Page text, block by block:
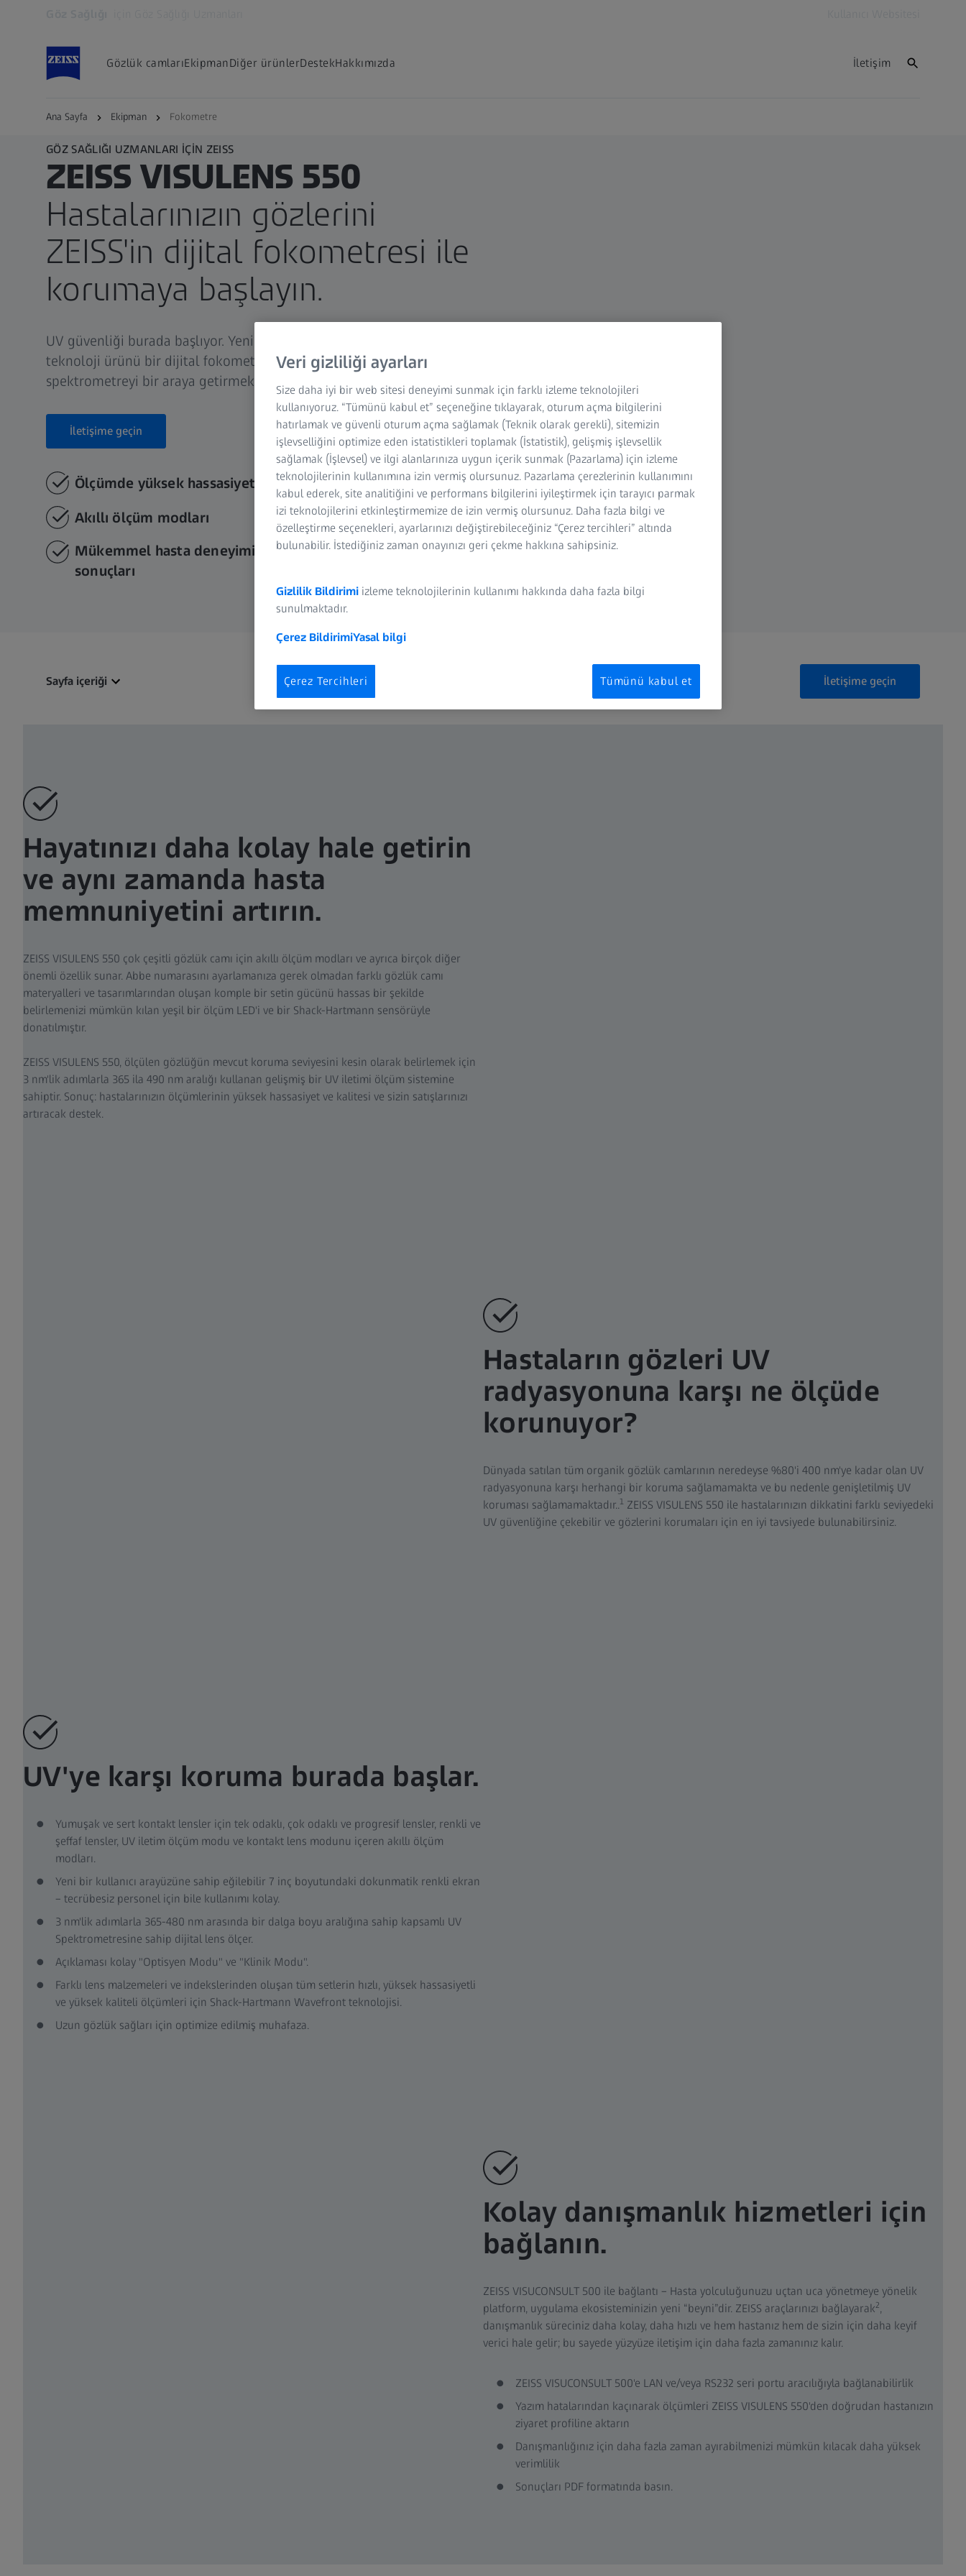
Gözlük camlarıEkipmanDiğer ürünlerDestekHakkımızda İletişim
Ana Sayfa Ekipman Fokometre
GÖZ SAĞLIĞI UZMANLARI İÇİN ZEISS
ZEISS VISULENS 550
Hastalarınızın gözlerini
ZEISS'in dijital fokometresi ile
korumaya başlayın.
UV güvenliği burada başlıyor. Yeni ZEISS VISULENS 550 yüksek
teknoloji ürünü bir dijital fokometre ile entegre edilmiş bir UV
spektrometreyi bir araya getirmektedir.
İletişime geçin
Ölçümde yüksek hassasiyet ve kalite
Akıllı ölçüm modları
Mükemmel hasta deneyimi ve anlaması kolay trafik lambası
sonuçları
Sayfa içeriği İletişime geçin
Hayatınızı daha kolay hale getirin
ve aynı zamanda hasta
memnuniyetini artırın.
ZEISS VISULENS 550 çok çeşitli gözlük camı için akıllı ölçüm modları ve ayrıca birçok diğer
önemli özellik sunar. Abbe numarasını ayarlamanıza gerek olmadan farklı gözlük camı
materyalleri ve tasarımlarından oluşan komple bir setin gücünü hassas bir şekilde
belirlemenizi mümkün kılan yeşil bir ölçüm LED'i ve bir Shack-Hartmann sensörüyle
donatılmıştır.
ZEISS VISULENS 550, ölçülen gözlüğün mevcut koruma seviyesini kesin olarak belirlemek için
3 nm'lik adımlarla 365 ila 490 nm aralığı kullanan gelişmiş bir UV iletimi ölçüm sistemine
sahiptir. Sonuç: hastalarınızın ölçümlerinin yüksek hassasiyet ve kalitesi ve sizin satışlarınızı
artıracak destek.
Hastaların gözleri UV
radyasyonuna karşı ne ölçüde
korunuyor?
Dünyada satılan tüm organik gözlük camlarının neredeyse %80'i 400 nm'ye kadar olan UV
radyasyonuna karşı herhangi bir koruma sağlamamakta ve bu nedenle genişletilmiş UV
koruması sağlamamaktadır..1 ZEISS VISULENS 550 ile hastalarınızın dikkatini farklı seviyedeki
UV güvenliğine çekebilir ve gözlerini korumaları için en iyi tavsiyede bulunabilirsiniz.
UV'ye karşı koruma burada başlar.
Yumuşak ve sert kontakt lensler için tek odaklı, çok odaklı ve progresif lensler, renkli ve
şeffaf lensler, UV iletim ölçüm modu ve kontakt lens modunu içeren akıllı ölçüm
modları.
Yeni bir kullanıcı arayüzüne sahip eğilebilir 7 inç boyutundaki dokunmatik renkli ekran
– tecrübesiz personel için bile kullanımı kolay.
3 nm'lik adımlarla 365-480 nm arasında bir dalga boyu aralığına sahip kapsamlı UV
Spektrometresine sahip dijital lens ölçer.
Açıklaması kolay "Optisyen Modu" ve "Klinik Modu".
Farklı lens malzemeleri ve indekslerinden oluşan tüm setlerin hızlı, yüksek hassasiyetli
ve yüksek kaliteli ölçümleri için Shack-Hartmann Wavefront teknolojisi.
Uzun gözlük sağları için optimize edilmiş muhafaza.
Kolay danışmanlık hizmetleri için
bağlanın.
ZEISS VISUCONSULT 500 ile bağlantı – Hasta yolculuğunuzu uçtan uca yönetmeye yönelik
platform, uygulama ekosisteminizin yeni “beyni”dir. ZEISS araçlarınızı bağlayarak2,
danışmanlık süreciniz daha kolay, daha hızlı ve hem hastanız hem de sizin için daha keyif
verici hale gelir; bu sayede yüzyüze iletişim için daha fazla zamanınız kalır.
ZEISS VISUCONSULT 500'e LAN ve/veya RS232 seri portu aracılığıyla bağlanabilirlik
Yazım hatalarından kaçınarak ölçümleri ZEISS VISULENS 550'den doğrudan hastanızın
ziyaret profiline aktarın
Danışmanlığınız için daha fazla zaman ayırabilmenizi mümkün kılacak daha yüksek
verimlilik
Sonuçları PDF formatında basın.
Veri gizliliği ayarları
Size daha iyi bir web sitesi deneyimi sunmak için farklı izleme teknolojileri
kullanıyoruz. “Tümünü kabul et” seçeneğine tıklayarak, oturum açma bilgilerini
hatırlamak ve güvenli oturum açma sağlamak (Teknik olarak gerekli), sitemizin
işlevselliğini optimize eden istatistikleri toplamak (İstatistik), gelişmiş işlevsellik
sağlamak (İşlevsel) ve ilgi alanlarınıza uygun içerik sunmak (Pazarlama) için izleme
teknolojilerinin kullanımına izin vermiş olursunuz. Pazarlama çerezlerinin kullanımını
kabul ederek, site analitiğini ve performans bilgilerini iyileştirmek için tarayıcı parmak
izi teknolojilerini etkinleştirmemize de izin vermiş olursunuz. Daha fazla bilgi ve
özelleştirme seçenekleri, ayarlarınızı değiştirebileceğiniz “Çerez tercihleri” altında
bulunabilir. İstediğiniz zaman onayınızı geri çekme hakkına sahipsiniz.
Gizlilik Bildirimi izleme teknolojilerinin kullanımı hakkında daha fazla bilgi
sunulmaktadır.
Çerez BildirimiYasal bilgi
Çerez Tercihleri Tümünü kabul et